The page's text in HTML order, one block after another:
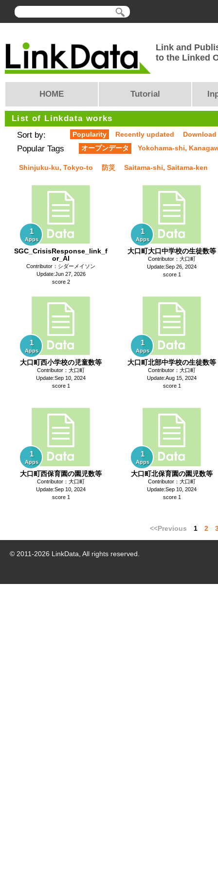
Link and
to the Linked
HOME Tutorial
List of Linkdata works
Sort by:
Popularity Recently updated
Popular Tags オープンデータ Yokohama-shi,
Shinjuku-ku, Tokyo-to 防災 Saitama-shi, Saitama-ken
1
Apps
SGC_CrisisResponse_link_f
or_AI
Contributor：シダーメイソン
Update:Jun 27, 2026
score 2
1
Apps
大口町大口中学校の生徒数等
Contributor：大口町
Update:Sep 26, 2024
score 1
1
Apps
大口町西小学校の児童数等
Contributor：大口町
Update:Sep 10, 2024
score 1
1
Apps
大口町北部中学校の生徒数等
Contributor：大口町
Update:Aug 15, 2024
score 1
1
Apps
大口町西保育園の園児数等
Contributor：大口町
Update:Sep 10, 2024
score 1
1
Apps
大口町北保育園の園児数等
Contributor：大口町
Update:Sep 10, 2024
score 1
<<Previous 1 2
© 2011-2026 LinkData, All rights reserved.